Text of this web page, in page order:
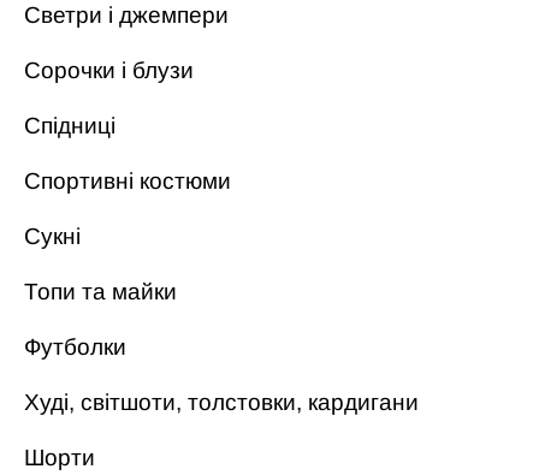
Светри і джемпери
Сорочки і блузи
Спідниці
Спортивні костюми
Сукні
Топи та майки
Футболки
Худі, світшоти, толстовки, кардигани
Шорти